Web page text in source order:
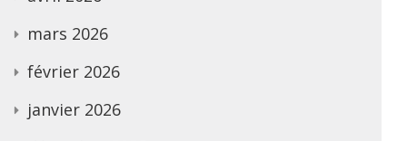
mars 2026
février 2026
janvier 2026